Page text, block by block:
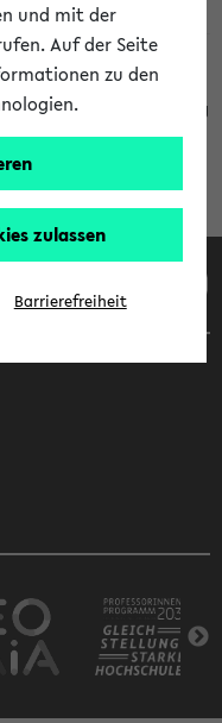
und nicht abhängig
LinkedIn TikTok
und mit der
Auf der Seite
zu den
zulassen
Barrierefreiheit